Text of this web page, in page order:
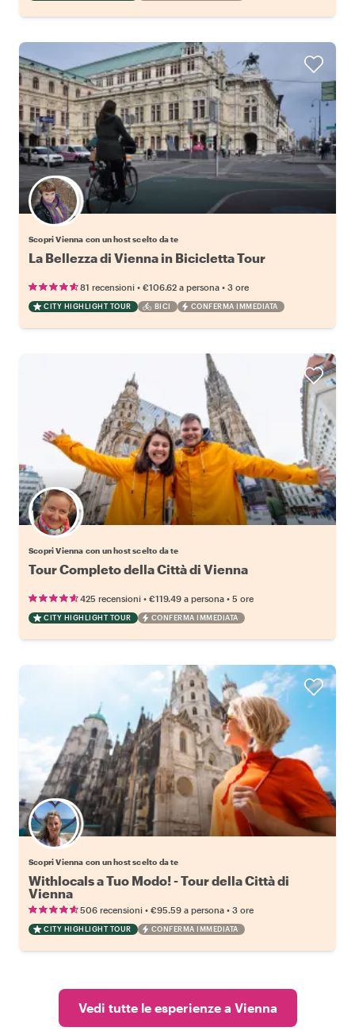
Scegli il tuo local preferito
Scopri Vienna con un host scelto da te
La Bellezza di Vienna in Bicicletta Tour
81 recensioni • €106.62 a persona • 3 ore
CITY HIGHLIGHT TOUR BICI CONFERMA IMMEDIATA
Scegli il tuo local preferito
Scopri Vienna con un host scelto da te
Tour Completo della Città di Vienna
425 recensioni • €119.49 a persona • 5 ore
CITY HIGHLIGHT TOUR CONFERMA IMMEDIATA
Scegli il tuo local preferito
Scopri Vienna con un host scelto da te
Withlocals a Tuo Modo! - Tour della Città di
Vienna
506 recensioni • €95.59 a persona • 3 ore
CITY HIGHLIGHT TOUR CONFERMA IMMEDIATA
Vedi tutte le esperienze a Vienna